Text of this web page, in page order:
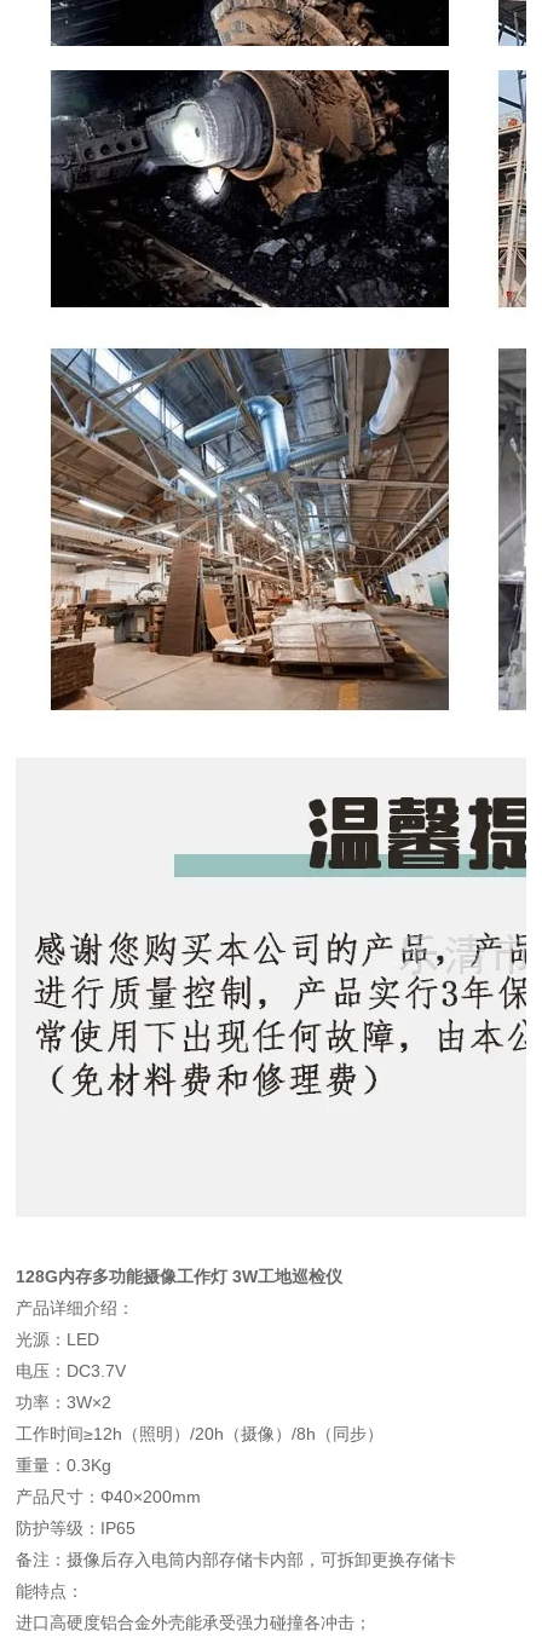
128G内存多功能摄像工作灯 3W工地巡检仪
产品详细介绍：
光源：LED
电压：DC3.7V
功率：3W×2
工作时间≥12h（照明）/20h（摄像）/8h（同步）
重量：0.3Kg
产品尺寸：Φ40×200mm
防护等级：IP65
备注：摄像后存入电筒内部存储卡内部，可拆卸更换存储卡
能特点：
进口高硬度铝合金外壳能承受强力碰撞各冲击；